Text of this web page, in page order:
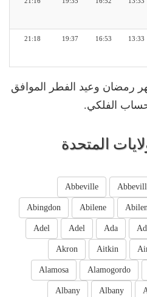
13:33
16:53
19:37
21:18
رمضان وعيد الفطر الموافق
الفلكي.
المتحدة
Abbeville
Abilene
Abingdon
Ada
Adel
Adel
Aitkin
Akron
Alamogordo
Alamosa
Albany
Albany